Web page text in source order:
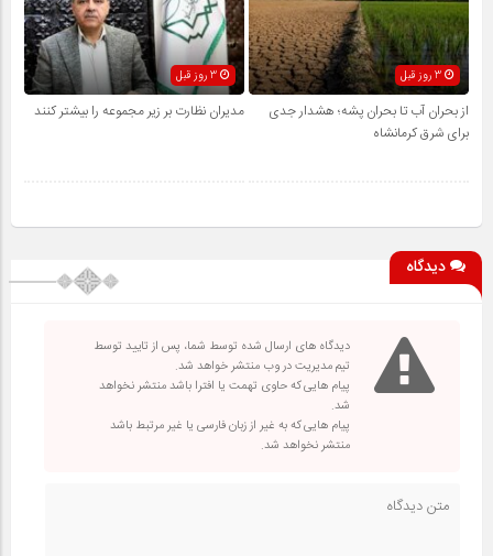
3 روز قبل
از بحران آب تا بحران پشه؛ هشدار جدی
برای شرق کرمانشاه
مدیران نظارت بر زیر مجموعه را بیشتر کنند
دیدگاه
دیدگاه های ارسال شده توسط شما، پس از تایید توسط
تیم مدیریت در وب منتشر خواهد شد.
پیام هایی که حاوی تهمت یا افترا باشد منتشر نخواهد
شد.
پیام هایی که به غیر از زبان فارسی یا غیر مرتبط باشد
منتشر نخواهد شد.